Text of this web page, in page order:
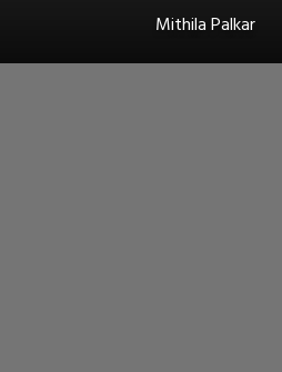
Mithila Palkar